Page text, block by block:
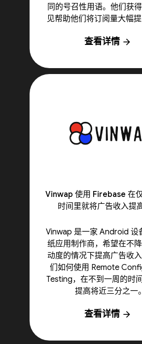
同的号召性用语。他们获
见帮助他们将订阅量大幅提
查看详情 arrow_forward
Vinwap 使用 Firebase 在
时间里就将广告收入提
Vinwap 是一家 Android 设
纸应用制作商，希望在不
动度的情况下提高广告收
们如何使用 Remote
Testing，在不到一周的时
提高将近三分之一。
查看详情 arrow_forward